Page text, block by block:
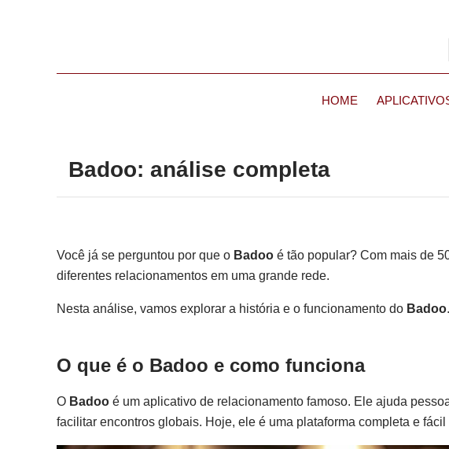
HOME
Badoo: análise completa
Você já se perguntou por que o Badoo é tão popular? Com mais de
diferentes relacionamentos em uma grande rede.
Nesta análise, vamos explorar a história e o funcionamento do Badoo
O que é o Badoo e como funciona
O Badoo é um aplicativo de relacionamento famoso. Ele ajuda
facilitar encontros globais. Hoje, ele é uma plataforma completa e fácil